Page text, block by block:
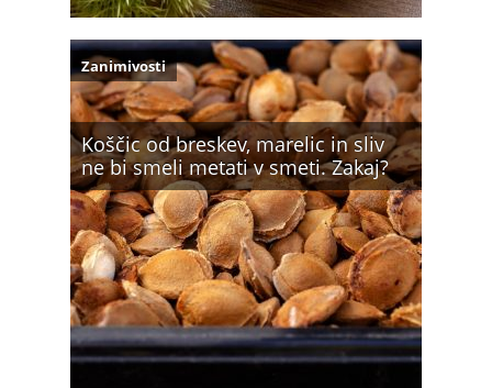
Koščic od breskev, marelic in sliv
ne bi smeli metati v smeti. Zakaj?
Zanimivosti